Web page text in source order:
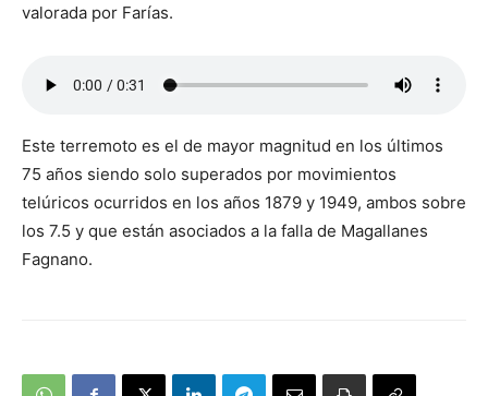
valorada por Farías.
Este terremoto es el de mayor magnitud en los últimos
75 años siendo solo superados por movimientos
telúricos ocurridos en los años 1879 y 1949, ambos sobre
los 7.5 y que están asociados a la falla de Magallanes
Fagnano.